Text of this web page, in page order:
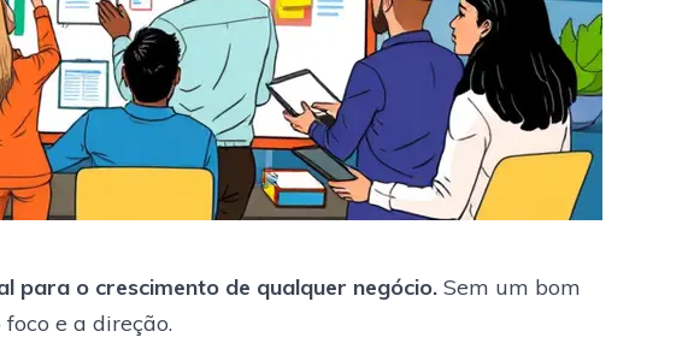
para o crescimento de qualquer negócio. Sem um bom
e a direção.